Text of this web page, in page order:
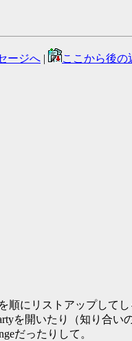
ージへ | ここから後の
にリストアップして
を開いたり（知り合
だったりして。